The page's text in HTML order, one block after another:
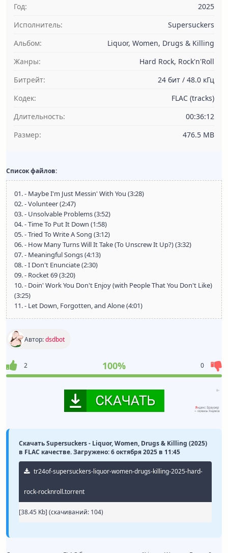
Год:
2025
Исполнитель:
Supersuckers
Альбом:
Liquor, Women, Drugs & Killing
Жанры:
Hard Rock, Rock'n'Roll
Битрейт:
24 бит / 48.0 кГц
Кодек:
FLAC (tracks)
Длительность:
00:36:12
Размер:
476.5 MB
Список файлов:
01. - Maybe I'm Just Messin' With You (3:28)
02. - Volunteer (2:47)
03. - Unsolvable Problems (3:52)
04. - Time To Put It Down (1:58)
05. - Tried To Write A Song (3:12)
06. - How Many Turns Will It Take (To Unscrew It Up?) (3:32)
07. - Meaningful Songs (4:13)
08. - I Don't Enunciate (2:30)
09. - Rocket 69 (3:20)
10. - Doin' Work You Don't Enjoy (with People That You Don't Like)
(3:25)
11. - Let Down, Forgotten, and Alone (4:01)
Автор:dsdbot
2 100% 0
Скачать Supersuckers - Liquor, Women, Drugs & Killing (2025)
в FLAC качестве. Загружено: 6 октября 2025 в 11:45
tr24of-supersuckers-liquor-women-drugs-killing-2025-hard-
rock-rocknroll.torrent
[38.45 Kb] (cкачиваний: 104)